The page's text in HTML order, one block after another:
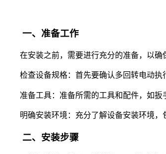
一、准备工作
在安装之前，需要进行充分的准备，以确
检查设备规格：首先要确认多回转电动执
准备工具：准备所需的工具和配件，如扳
明确安装环境：充分了解设备安装环境
二、安装步骤